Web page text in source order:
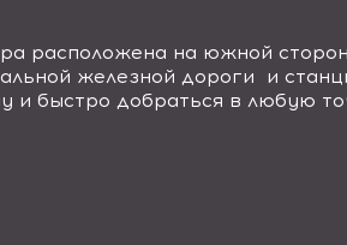
расположена на южной
железной дороги и
и быстро добраться в любую